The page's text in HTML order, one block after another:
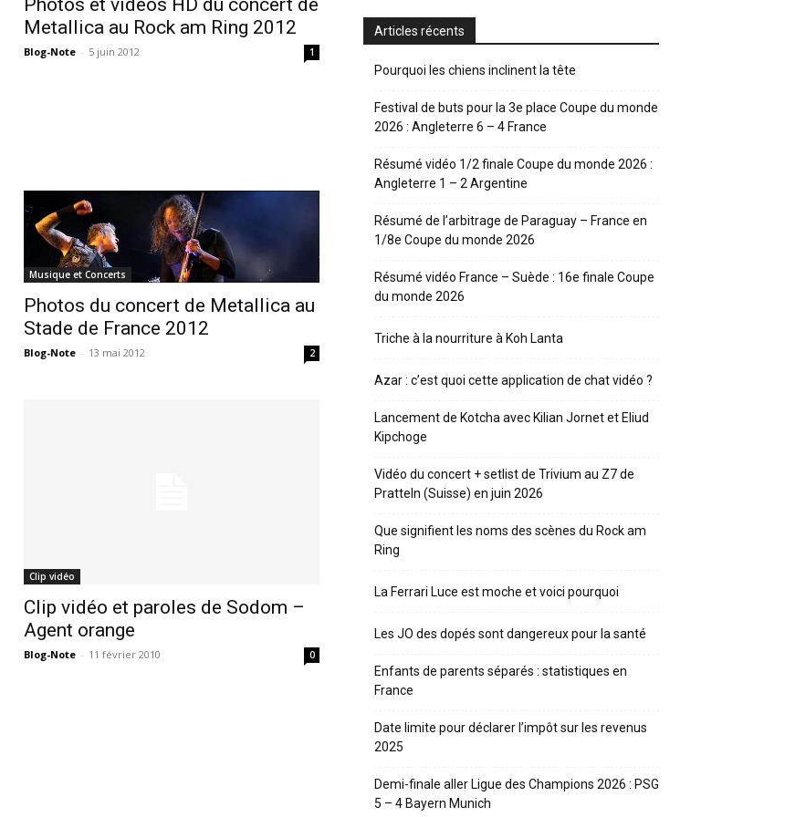
Metallica au Rock am Ring 2012
Blog-Note - 5 juin 2012 1
Musique et Concerts
Photos du concert de Metallica au
Stade de France 2012
Blog-Note - 13 mai 2012 2
Clip vidéo
Clip vidéo et paroles de Sodom –
Agent orange
Blog-Note - 11 février 2010 0
Articles récents
Pourquoi les chiens inclinent la tête
Festival de buts pour la 3e place Coupe du monde
2026 : Angleterre 6 – 4 France
Résumé vidéo 1/2 finale Coupe du monde 2026 :
Angleterre 1 – 2 Argentine
Résumé de l’arbitrage de Paraguay – France en
1/8e Coupe du monde 2026
Résumé vidéo France – Suède : 16e finale Coupe
du monde 2026
Triche à la nourriture à Koh Lanta
Azar : c’est quoi cette application de chat vidéo ?
Lancement de Kotcha avec Kilian Jornet et Eliud
Kipchoge
Vidéo du concert + setlist de Trivium au Z7 de
Pratteln (Suisse) en juin 2026
Que signifient les noms des scènes du Rock am
Ring
La Ferrari Luce est moche et voici pourquoi
Les JO des dopés sont dangereux pour la santé
Enfants de parents séparés : statistiques en
France
Date limite pour déclarer l’impôt sur les revenus
2025
Demi-finale aller Ligue des Champions 2026 : PSG
5 – 4 Bayern Munich